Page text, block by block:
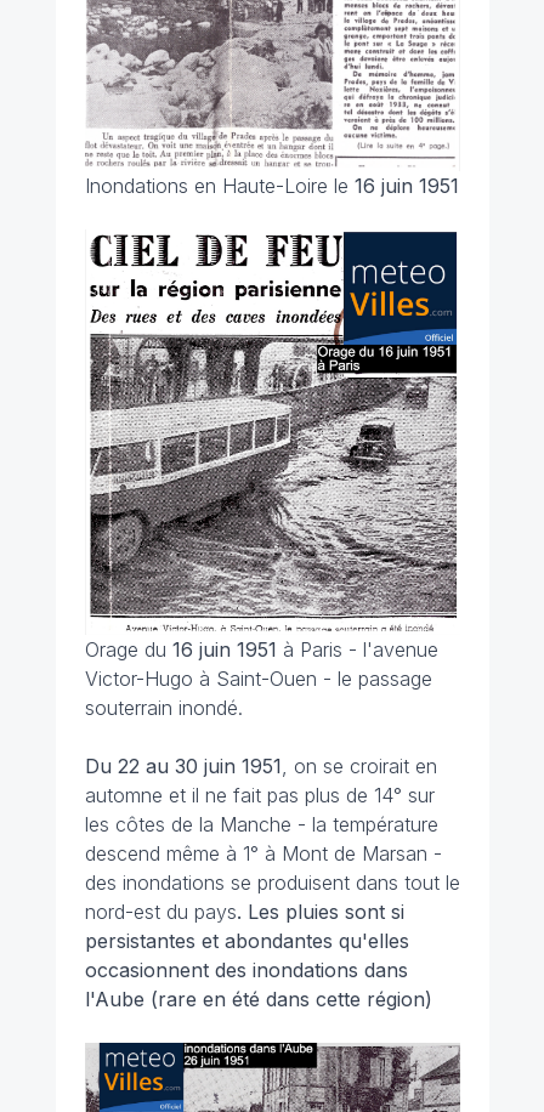
Inondations en Haute-Loire le 16 juin 1951
Orage du 16 juin 1951 à Paris - l'avenue
Victor-Hugo à Saint-Ouen - le passage
souterrain inondé.
Du 22 au 30 juin 1951 , on se croirait en
automne et il ne fait pas plus de 14° sur
les côtes de la Manche - la température
descend même à 1° à Mont de Marsan -
des inondations se produisent dans tout le
nord-est du pays. Les pluies sont si
persistantes et abondantes qu'elles
occasionnent des inondations dans
l'Aube (rare en été dans cette région)